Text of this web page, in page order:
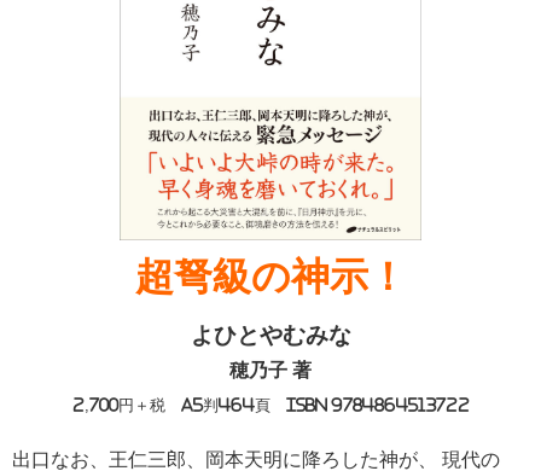
超弩級の神示！
よひとやむみな
穂乃子 著
2,700円＋税 A5判464頁 ISBN 9784864513722
出口なお、王仁三郎、岡本天明に降ろした神が、 現代の